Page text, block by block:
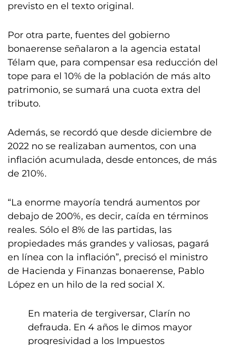
previsto en el texto original.
Por otra parte, fuentes del gobierno
bonaerense señalaron a la agencia estatal
Télam que, para compensar esa reducción del
tope para el 10% de la población de más alto
patrimonio, se sumará una cuota extra del
tributo.
Además, se recordó que desde diciembre de
2022 no se realizaban aumentos, con una
inflación acumulada, desde entonces, de más
de 210%.
“La enorme mayoría tendrá aumentos por
debajo de 200%, es decir, caída en términos
reales. Sólo el 8% de las partidas, las
propiedades más grandes y valiosas, pagará
en línea con la inflación”, precisó el ministro
de Hacienda y Finanzas bonaerense, Pablo
López en un hilo de la red social X.
En materia de tergiversar, Clarín no
defrauda. En 4 años le dimos mayor
progresividad a los Impuestos